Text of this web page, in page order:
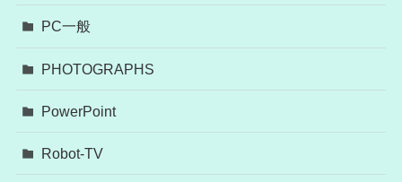
PC一般
PHOTOGRAPHS
PowerPoint
Robot-TV